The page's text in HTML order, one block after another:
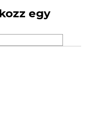
egy